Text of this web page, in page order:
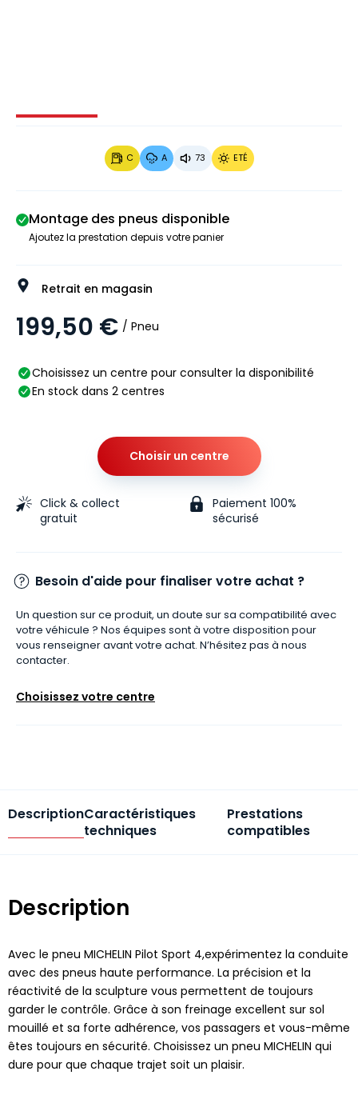
Image 1 sur 3
C A 73 ETÉ
Montage des pneus disponible
Ajoutez la prestation depuis votre panier
Retrait en magasin
199,50 € / Pneu
Choisissez un centre pour consulter la disponibilité
En stock dans 2 centres
Choisir un centre
Click & collect
gratuit
Paiement 100%
sécurisé
Besoin d'aide pour finaliser votre achat ?
Un question sur ce produit, un doute sur sa compatibilité avec
votre véhicule ? Nos équipes sont à votre disposition pour
vous renseigner avant votre achat. N’hésitez pas à nous
contacter.
Choisissez votre centre
DescriptionCaractéristiques
techniques
Prestations
compatibles
Description
Avec le pneu MICHELIN Pilot Sport 4,expérimentez la conduite
avec des pneus haute performance. La précision et la
réactivité de la sculpture vous permettent de toujours
garder le contrôle. Grâce à son freinage excellent sur sol
mouillé et sa forte adhérence, vos passagers et vous-même
êtes toujours en sécurité. Choisissez un pneu MICHELIN qui
dure pour que chaque trajet soit un plaisir.